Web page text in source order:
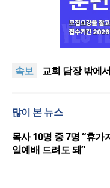
속보
[오늘의 말씀]
교회 담장 밖에
교할 것인가?
[오늘의 말씀] 죄
할렐루야대회
많이 본 뉴스
목사 10명 중 7명 “휴가
일예배 드려도 돼”